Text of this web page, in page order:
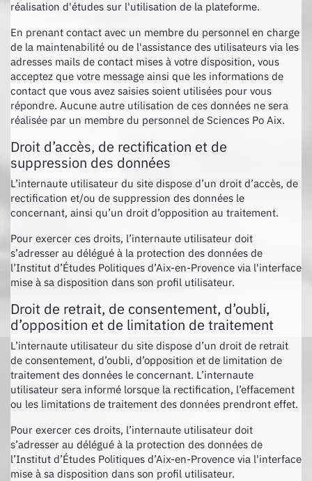
réalisation d'études sur l'utilisation de la plateforme.
En prenant contact avec un membre du personnel en charge
de la maintenabilité ou de l'assistance des utilisateurs via les
adresses mails de contact mises à votre disposition, vous
acceptez que votre message ainsi que les informations de
contact que vous avez saisies soient utilisées pour vous
répondre. Aucune autre utilisation de ces données ne sera
réalisée par un membre du personnel de Sciences Po Aix.
Droit d’accès, de rectification et de
suppression des données
L’internaute utilisateur du site dispose d’un droit d’accès, de
rectification et/ou de suppression des données le
concernant, ainsi qu’un droit d’opposition au traitement.
Pour exercer ces droits, l’internaute utilisateur doit
s’adresser au délégué à la protection des données de
l’Institut d’Études Politiques d’Aix-en-Provence via l'interface
mise à sa disposition dans son profil utilisateur.
Droit de retrait, de consentement, d’oubli,
d’opposition et de limitation de traitement
L’internaute utilisateur du site dispose d’un droit de retrait
de consentement, d’oubli, d’opposition et de limitation de
traitement des données le concernant. L’internaute
utilisateur sera informé lorsque la rectification, l’effacement
ou les limitations de traitement des données prendront effet.
Pour exercer ces droits, l’internaute utilisateur doit
s’adresser au délégué à la protection des données de
l’Institut d’Études Politiques d’Aix-en-Provence via l'interface
mise à sa disposition dans son profil utilisateur.